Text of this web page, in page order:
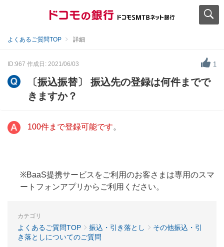
よくあるご質問TOP 詳細
ID:967 作成日: 2021/06/03 1
〔振込振替〕 振込先の登録は何件までで
きますか？
100件まで登録可能です。
※BaaS提携サービスをご利用のお客さまは専用のスマ
ートフォンアプリからご利用ください。
カテゴリ
よくあるご質問TOP 振込・引き落とし
その他振込・引
き落としについてのご質問